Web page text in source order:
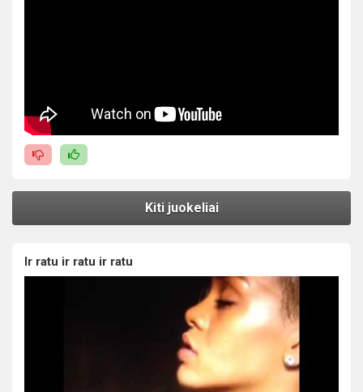
Kiti juokeliai
Ir ratu ir ratu ir ratu